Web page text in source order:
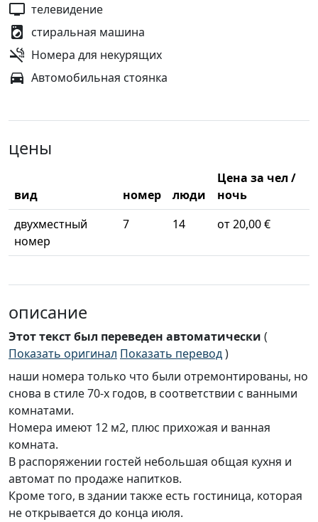
телевидение
стиральная машина
Номера для некурящих
Автомобильная стоянка
цены
вид номер люди
Цена за чел /
ночь
двухместный
номер
7 14 от 20,00 €
описание
Этот текст был переведен автоматически (
Показать оригинал Показать перевод)
наши номера только что были отремонтированы, но
снова в стиле 70-х годов, в соответствии с ванными
комнатами.
Номера имеют 12 м2, плюс прихожая и ванная
комната.
В распоряжении гостей небольшая общая кухня и
автомат по продаже напитков.
Кроме того, в здании также есть гостиница, которая
не открывается до конца июля.